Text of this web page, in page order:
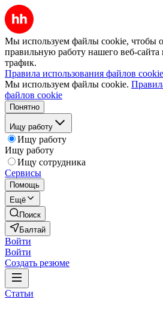
Мы используем файлы cookie, чтобы
правильную работу нашего веб-сайта
трафик.
Правила использования файлов cookie
Мы используем файлы cookie.
файлов cookie
Понятно
Ищу работу
Ищу работу
Ищу работу
Ищу сотрудника
Сервисы
Помощь
Ещё
Поиск
Балтай
Войти
Войти
Создать резюме
Статьи